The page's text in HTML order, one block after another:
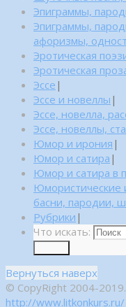
Эпиграммы,
Эпиграммы,
афоризмы,
Эротическая
Эротическая
Эссе |
Эссе и новеллы |
Эссе, новелла,
Эссе, новеллы,
Юмор и ирония |
Юмор и сатира |
Юмор и сатира в
Юмористические
басни, пародии,
Рубрики |
Что искать:
Вернуться наверх
© CopyRight 2004-
http://www.litkonkurs.ru/